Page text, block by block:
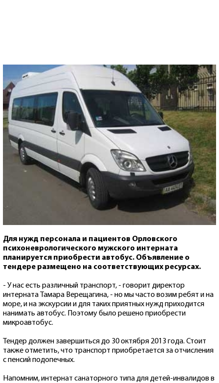
Для нужд персонала и пациентов Орловского
психоневрологического мужского интерната
планируется приобрести автобус. Объявление о
тендере размещено на соответствующих ресурсах.
- У нас есть различный транспорт, - говорит директор
интерната Тамара Верещагина, - но мы часто возим ребят и на
море, и на экскурсии и для таких приятных нужд приходится
нанимать автобус. Поэтому было решено приобрести
микроавтобус.
Тендер должен завершиться до 30 октября 2013 года. Стоит
также отметить, что транспорт приобретается за отчисления
с пенсий подопечных.
Напомним, интернат санаторного типа для детей-инвалидов в